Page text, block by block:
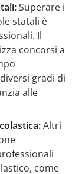
Superare i
statali è
Il
concorsi a
gradi di
alle
Altri
come